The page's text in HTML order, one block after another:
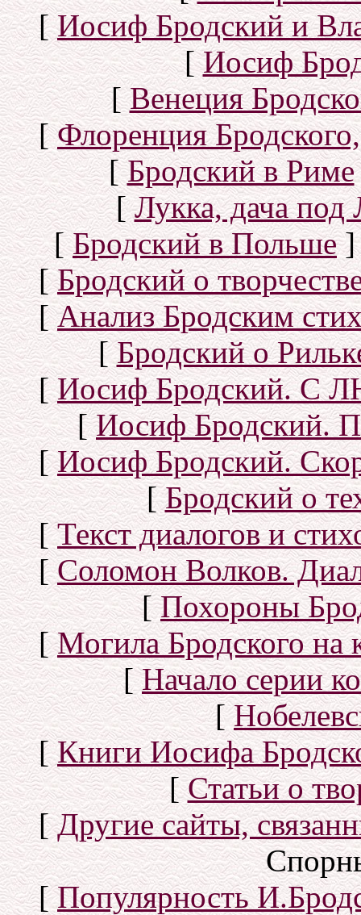
[Иосиф Бродский и
[Иосиф
[Венеция
[Флоренция
[Бродский в Риме
[Лукка, дача под
[Бродский в Польше]
[Бродский о
[Анализ Бродским
[Бродский о
[Иосиф Бродский. С
[Иосиф Бродский.
[Иосиф Бродский.
[Бродский о
[Текст диалогов и
[Соломон Волков.
[Похороны
[Могила Бродского
[Начало серии
[
[Книги Иосифа
[Статьи о
[Другие сайты,
[Популярность